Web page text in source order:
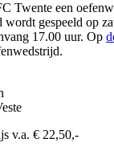
Twente een
gespeeld op
17.00 uur. Op
v.a. € 22,50,-